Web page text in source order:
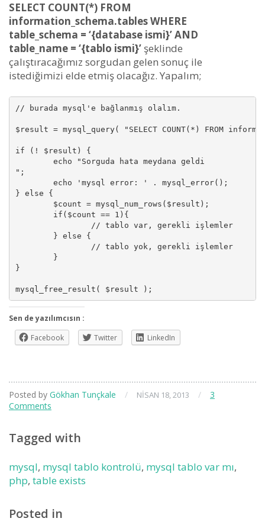
SELECT COUNT(*) FROM
information_schema.tables WHERE
table_schema = ‘{database ismi}’ AND
table_name = ‘{tablo ismi}’ şeklinde
çalıştıracağımız sorgudan gelen sonuç ile
istediğimizi elde etmiş olacağız. Yapalım;
// burada mysql'e bağlanmış olalım.
$result = mysql_query( "SELECT COUNT(*) FROM
if (! $result) {
	echo "Sorguda hata meydana geldi
";
} else {
}
Sen de yazılımcısın :
Facebook
Twitter LinkedIn
Posted by Gökhan Tunçkale / NISAN 18, 2013 /
3
Comments
Tagged with
mysql, mysql tablo kontrolü, mysql tablo var mı,
php, table exists
Posted in